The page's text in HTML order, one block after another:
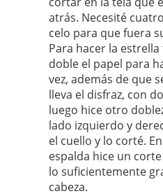
atrás. Necesité
celo para que fuera
Para hacer la
doble el papel para
vez, además de que
lleva el disfraz, con
luego hice otro
lado izquierdo y
el cuello y lo corté.
espalda hice un
lo suficientemente
cabeza.